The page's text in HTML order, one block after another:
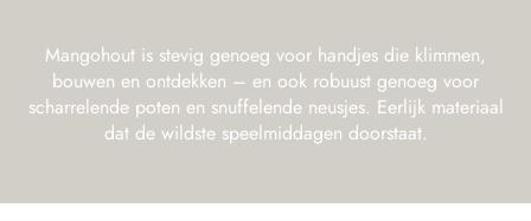
Mangohout is stevig genoeg voor handjes die klimmen,
bouwen en ontdekken – en ook robuust genoeg voor
scharrelende poten en snuffelende neusjes. Eerlijk materiaal
dat de wildste speelmiddagen doorstaat.